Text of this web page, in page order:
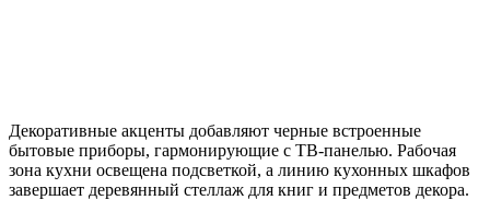
Декоративные акценты добавляют черные встроенные
бытовые приборы, гармонирующие с ТВ-панелью. Рабочая
зона кухни освещена подсветкой, а линию кухонных шкафов
завершает деревянный стеллаж для книг и предметов декора.